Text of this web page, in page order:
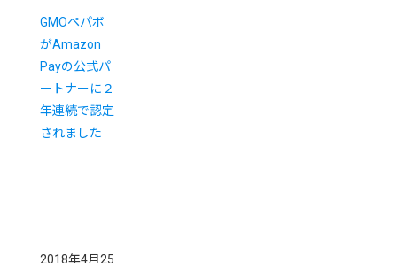
GMOペパボ
がAmazon
Payの公式パ
ートナーに２
年連続で認定
されました
2018年4月25